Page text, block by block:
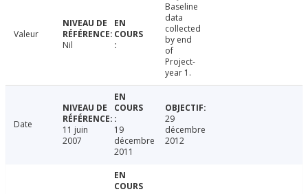
Valeur
Nil
Baseline
data
collected
by end
of
Project-
year 1.
Date
11 juin
2007
19
décembre
2011
29
décembre
2012